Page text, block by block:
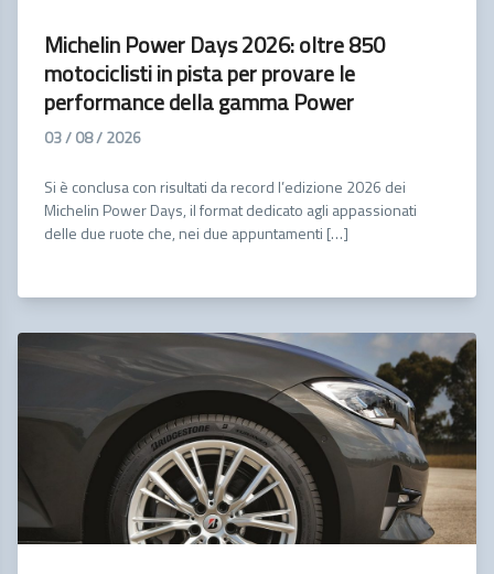
Michelin Power Days 2026: oltre 850
motociclisti in pista per provare le
performance della gamma Power
03 / 08 / 2026
Si è conclusa con risultati da record l’edizione 2026 dei
Michelin Power Days, il format dedicato agli appassionati
delle due ruote che, nei due appuntamenti […]